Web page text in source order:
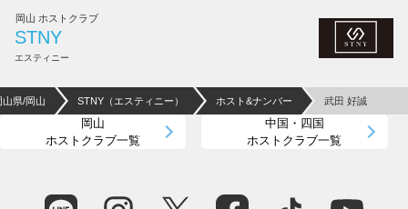
岡山 ホストクラブ
STNY
エスティニー
山県/岡山 STNY（エスティニー） ホスト&ナンバー 武田 好誠
岡山
ホストクラブ一覧
中国・四国
ホストクラブ一覧